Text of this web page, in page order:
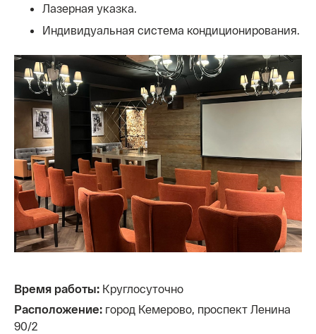
Лазерная указка.
Индивидуальная система кондиционирования.
Время работы: Круглосуточно
Расположение: город Кемерово, проспект Ленина
90/2